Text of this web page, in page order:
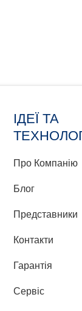
ІДЕЇ ТА
Про Компанію
Блог
Представники
Контакти
Гарантія
Сервіс